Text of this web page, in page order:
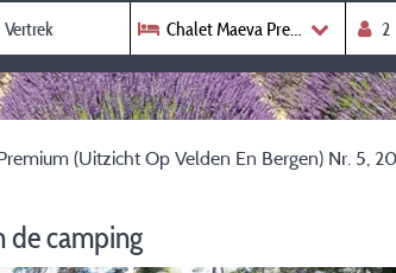
Chalet Maeva Premium
(Uitzicht Op Velden En Bergen) Nr. 5,
de camping